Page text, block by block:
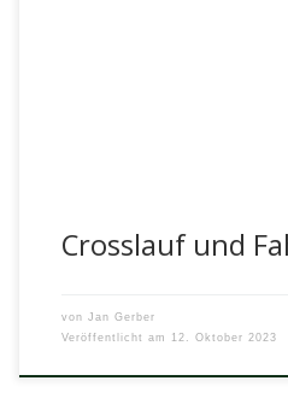
Crosslauf und
von Jan Gerber
Veröffentlicht am
12. Oktober 2023